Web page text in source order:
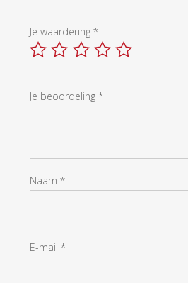
Je waardering *
Je beoordeling *
Naam *
E-mail *